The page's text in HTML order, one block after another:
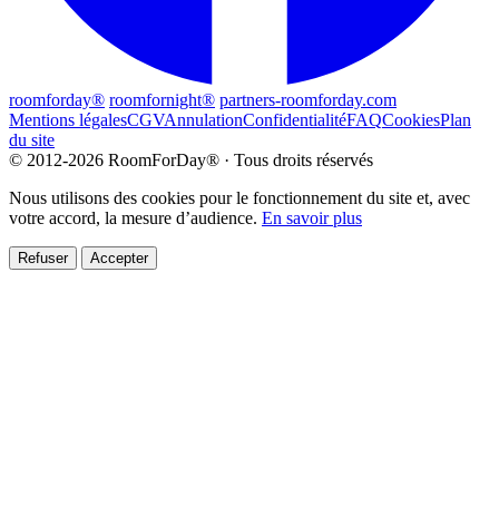
roomforday® roomfornight® partners-roomforday.com
Mentions légalesCGVAnnulationConfidentialitéFAQCookiesPlan
du site
© 2012-2026 RoomForDay® · Tous droits réservés
Nous utilisons des cookies pour le fonctionnement du site et, avec
votre accord, la mesure d’audience. En savoir plus
Refuser Accepter